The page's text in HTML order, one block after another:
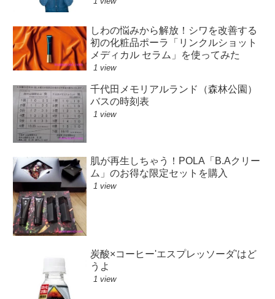
しわの悩みから解放！シワを改善する
初の化粧品ポーラ「リンクルショット
メディカル セラム」を使ってみた
1 view
千代田メモリアルランド（森林公園）
バスの時刻表
1 view
肌が再生しちゃう！POLA「B.Aクリー
ム」のお得な限定セットを購入
1 view
炭酸×コーヒー'エスプレッソーダ'はど
うよ
1 view